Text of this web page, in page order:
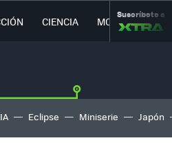
CIENCIA MOVILIDAD
Suscríbete a
IA Eclipse Miniserie Japón